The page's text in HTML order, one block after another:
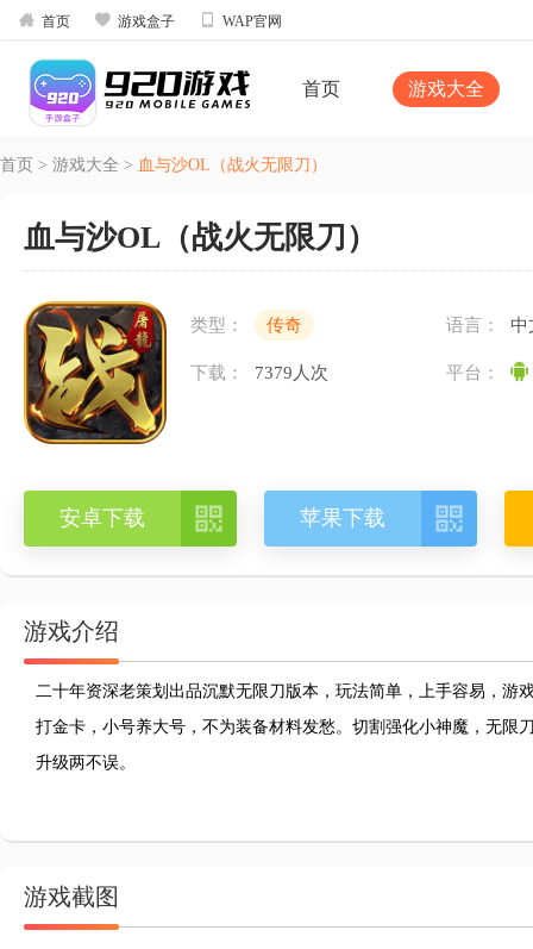
 首页  游戏盒子  WAP官网
首页 游戏大全
首页 > 游戏大全 > 血与沙OL（战火无限刀）
血与沙OL（战火无限刀）
类型： 传奇 语言： 中
下载： 7379人次 平台：
安卓下载  苹果下载 
游戏介绍
二十年资深老策划出品沉默无限刀版本，玩法简单，上手容易，游
打金卡，小号养大号，不为装备材料发愁。切割强化小神魔，无限
升级两不误。
游戏截图